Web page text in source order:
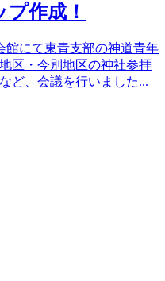
作成！
館にて東青支部の神道青年
区・今別地区の神社参拝
ど、会議を行いました...